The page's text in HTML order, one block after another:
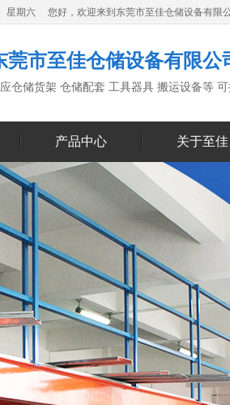
星期六 您好，欢迎来到东莞市至佳仓储设备有限
莞市至佳仓储设备有限公
仓储货架 仓储配套 工具器具 搬运设备等
产品中心 关于至佳